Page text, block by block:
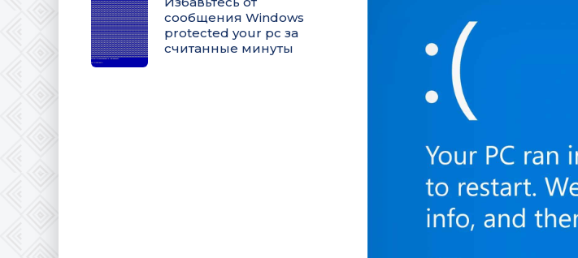
сообщения Windows
protected your pc за
считанные минуты